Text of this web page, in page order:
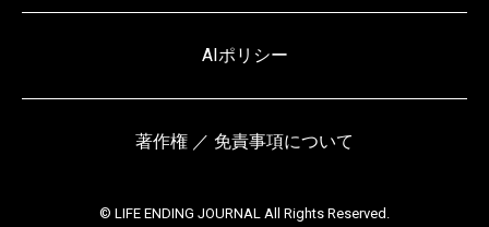
AIポリシー
著作権 ／ 免責事項について
© LIFE ENDING JOURNAL All Rights Reserved.